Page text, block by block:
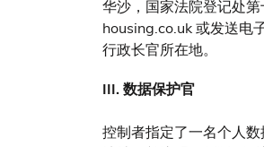
华沙，国家法院登记处
housing.co.uk 或发送电
行政长官所在地。
III. 数据保护官
控制者指定了一名个人